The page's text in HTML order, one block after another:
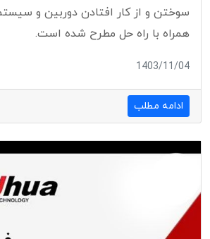
سوختن و از کار افتادن دوربین و
همراه با راه حل مطرح شده است.
1403/11/04
ادامه مطلب